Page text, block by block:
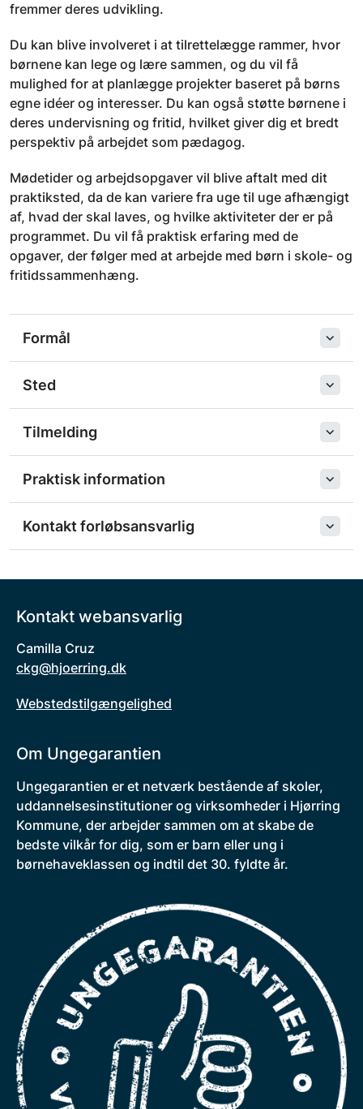
fremmer deres udvikling.
Du kan blive involveret i at tilrettelægge rammer, hvor
børnene kan lege og lære sammen, og du vil få
mulighed for at planlægge projekter baseret på børns
egne idéer og interesser. Du kan også støtte børnene i
deres undervisning og fritid, hvilket giver dig et bredt
perspektiv på arbejdet som pædagog.
Mødetider og arbejdsopgaver vil blive aftalt med dit
praktiksted, da de kan variere fra uge til uge afhængigt
af, hvad der skal laves, og hvilke aktiviteter der er på
programmet. Du vil få praktisk erfaring med de
opgaver, der følger med at arbejde med børn i skole- og
fritidssammenhæng.
Formål
Sted
Tilmelding
Praktisk information
Kontakt forløbsansvarlig
Kontakt webansvarlig
Camilla Cruz
ckg@hjoerring.dk
Webstedstilgængelighed
Om Ungegarantien
Ungegarantien er et netværk bestående af skoler,
uddannelsesinstitutioner og virksomheder i Hjørring
Kommune, der arbejder sammen om at skabe de
bedste vilkår for dig, som er barn eller ung i
børnehaveklassen og indtil det 30. fyldte år.